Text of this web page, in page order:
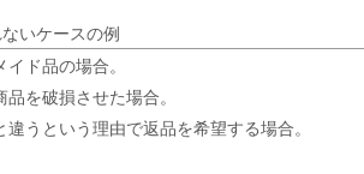
いケースの例
イド品の場合。
品を破損させた場合。
違うという理由で返品を希望する場合。